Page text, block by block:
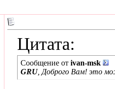
Цитата:
Сообщение от ivan-msk
GRU, Доброго Вам! это